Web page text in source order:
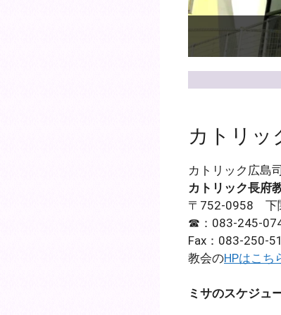
カトリッ
カトリック広島
カトリック長府
〒752-0958 下
☎：083-245-
Fax：083-250-
教会のHPはこち
ミサのスケジュ